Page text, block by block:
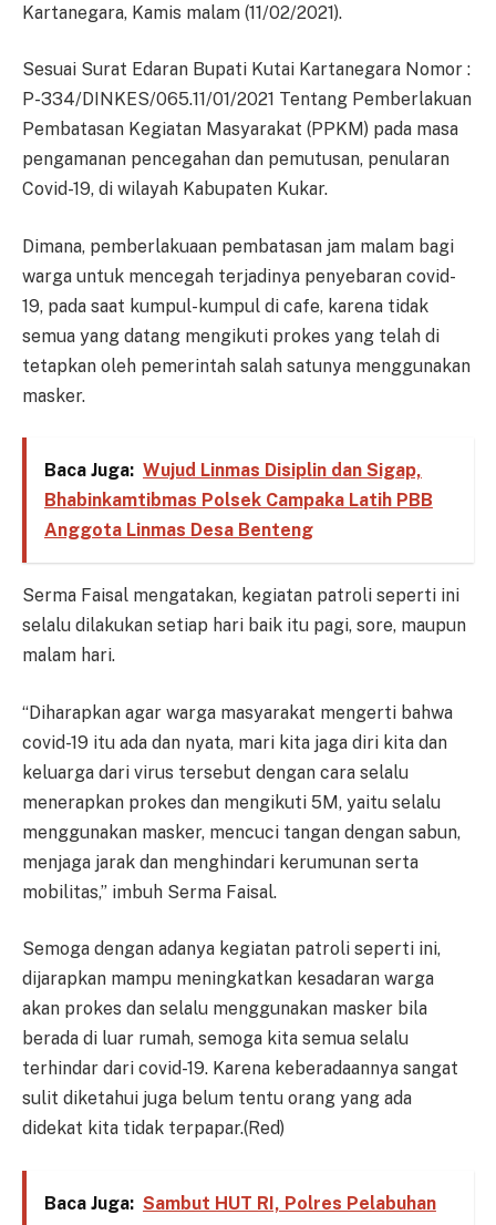
Kartanegara, Kamis malam (11/02/2021).
Sesuai Surat Edaran Bupati Kutai Kartanegara Nomor :
P-334/DINKES/065.11/01/2021 Tentang Pemberlakuan
Pembatasan Kegiatan Masyarakat (PPKM) pada masa
pengamanan pencegahan dan pemutusan, penularan
Covid-19, di wilayah Kabupaten Kukar.
Dimana, pemberlakuaan pembatasan jam malam bagi
warga untuk mencegah terjadinya penyebaran covid-
19, pada saat kumpul-kumpul di cafe, karena tidak
semua yang datang mengikuti prokes yang telah di
tetapkan oleh pemerintah salah satunya menggunakan
masker.
Baca Juga: Wujud Linmas Disiplin dan Sigap,
Bhabinkamtibmas Polsek Campaka Latih PBB
Anggota Linmas Desa Benteng
Serma Faisal mengatakan, kegiatan patroli seperti ini
selalu dilakukan setiap hari baik itu pagi, sore, maupun
malam hari.
“Diharapkan agar warga masyarakat mengerti bahwa
covid-19 itu ada dan nyata, mari kita jaga diri kita dan
keluarga dari virus tersebut dengan cara selalu
menerapkan prokes dan mengikuti 5M, yaitu selalu
menggunakan masker, mencuci tangan dengan sabun,
menjaga jarak dan menghindari kerumunan serta
mobilitas,” imbuh Serma Faisal.
Semoga dengan adanya kegiatan patroli seperti ini,
dijarapkan mampu meningkatkan kesadaran warga
akan prokes dan selalu menggunakan masker bila
berada di luar rumah, semoga kita semua selalu
terhindar dari covid-19. Karena keberadaannya sangat
sulit diketahui juga belum tentu orang yang ada
didekat kita tidak terpapar.(Red)
Baca Juga: Sambut HUT RI, Polres Pelabuhan